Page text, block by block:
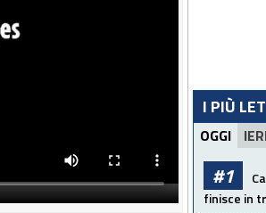
I PIÙ
OGGI
#1
finisce in